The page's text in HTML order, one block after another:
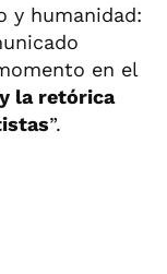
y humanidad:
en el
la retórica
”.